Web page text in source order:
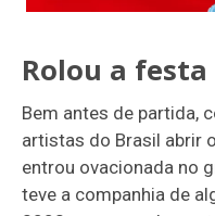
Rolou a festa
Bem antes de partida,
artistas do Brasil abrir
entrou ovacionada no
teve a companhia de